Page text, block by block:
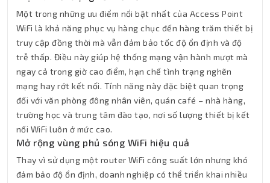
Một trong những ưu điểm nổi bật nhất của Access Point
WiFi là khả năng phục vụ hàng chục đến hàng trăm thiết bị
truy cập đồng thời mà vẫn đảm bảo tốc độ ổn định và độ
trễ thấp. Điều này giúp hệ thống mạng vận hành mượt mà
ngay cả trong giờ cao điểm, hạn chế tình trạng nghẽn
mạng hay rớt kết nối. Tính năng này đặc biệt quan trọng
đối với văn phòng đông nhân viên, quán café – nhà hàng,
trường học và trung tâm đào tạo, nơi số lượng thiết bị kết
nối WiFi luôn ở mức cao.
Mở rộng vùng phủ sóng WiFi hiệu quả
Thay vì sử dụng một router WiFi công suất lớn nhưng khó
đảm bảo độ ổn định, doanh nghiệp có thể triển khai nhiều